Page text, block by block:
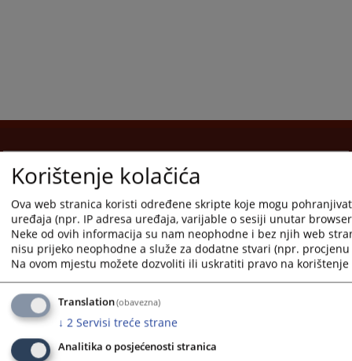
Korisne poveznice
Pomoć za korištenje
Mapa stranice
Pravila privatnosti
Redizajn web stranice je finansirala Evropska unija. Za njen sadržaj isključivo je odgovorno
Visoko sudsko i tužilačko vijeće BiH i ona ne odražava nužno stavove Evropske unije.
Korištenje kolačića
Ova web stranica koristi određene skripte koje mogu
uređaja (npr. IP adresa uređaja, varijable o sesiji unutar
Neke od ovih informacija su nam neophodne i bez njih web
nisu prijeko neophodne a služe za dodatne stvari (npr.
Na ovom mjestu možete dozvoliti ili uskratiti pravo na
Translation(obavezna)
↓ 2 Servisi treće strane
Analitika o posjećenosti stranica